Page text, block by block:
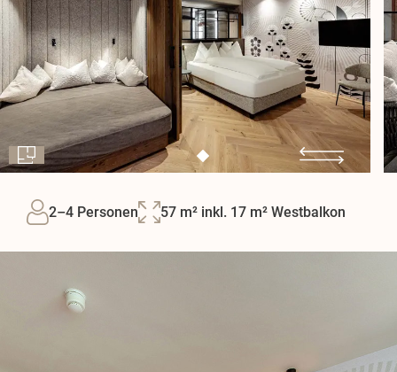
2–4 Personen 57 m² inkl. 17 m² Westbalkon